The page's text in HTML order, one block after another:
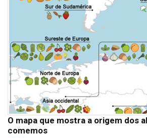
O mapa que mostra a origem dos
comemos